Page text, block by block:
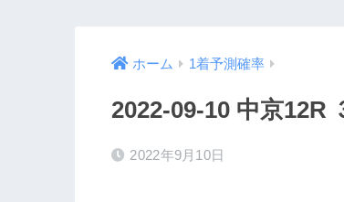
ホーム 1着予測確率
2022-09-10 中京12R
2022年9月10日